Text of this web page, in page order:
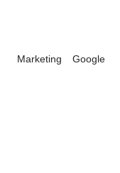
Marketing Google